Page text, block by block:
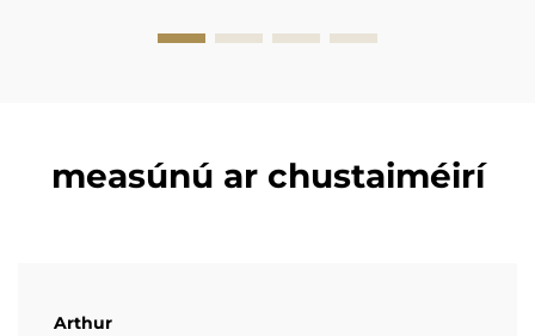
measúnú ar chustaiméirí
Arthur